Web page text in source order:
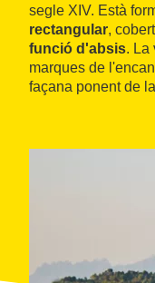
segle XIV. Està
rectangular,
funció d'absis. La
marques de
façana ponent de